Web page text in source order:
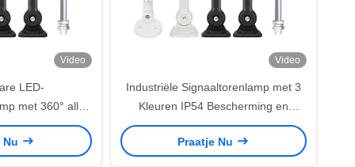
Video
LED-
met 360° all-
een levensduur
uur voor
Nu
Video
Industriële Signaaltorenlamp met 3
Kleuren IP54 Bescherming en
70.000 Uur Levensduur voor
Machine Statusindicatie
Praatje Nu